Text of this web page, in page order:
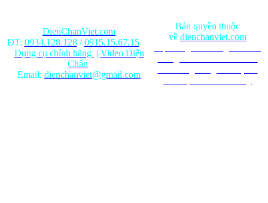
DienChanViet.com
ĐT: 0934.128.128/0915.15.67.15
Dụng cụ chính hãng | Video Diện
Chẩn
Email: dienchanviet@gmail.com
Bản quyền thuộc
về dienchanviet.com